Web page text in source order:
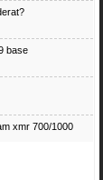
base
xmr 700/1000
du kan nÃ¥ mig